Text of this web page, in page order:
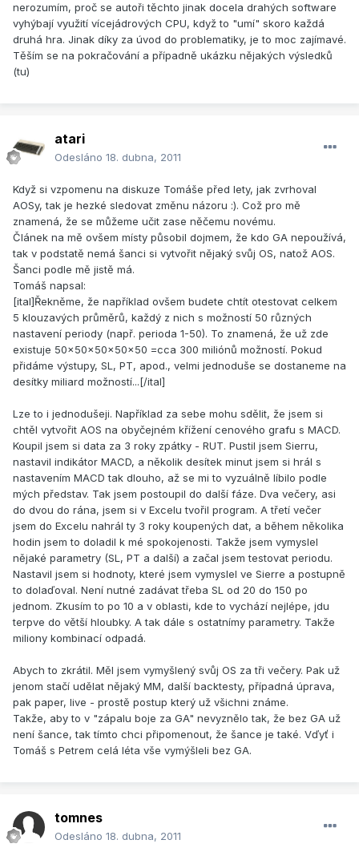
nerozumím, proč se autoři těchto jinak docela drahých software
vyhýbají využití vícejádrových CPU, když to "umí" skoro každá
druhá hra. Jinak díky za úvod do problematiky, je to moc zajímavé.
Těším se na pokračování a případně ukázku nějakých výsledků
(tu)
atari
Odesláno 18. dubna, 2011
Když si vzpomenu na diskuze Tomáše před lety, jak zvrhoval
AOSy, tak je hezké sledovat změnu názoru :). Což pro mě
znamená, že se můžeme učit zase něčemu novému.
Článek na mě ovšem místy působil dojmem, že kdo GA nepoužívá,
tak v podstatě nemá šanci si vytvořit nějaký svůj OS, natož AOS.
Šanci podle mě jistě má.
Tomáš napsal:
[ital]Řekněme, že například ovšem budete chtít otestovat celkem
5 klouzavých průměrů, každý z nich s možností 50 různých
nastavení periody (např. perioda 1-50). To znamená, že už zde
existuje 50x50x50x50x50 =cca 300 miliónů možností. Pokud
přidáme výstupy, SL, PT, apod., velmi jednoduše se dostaneme na
desítky miliard možností...[/ital]
Lze to i jednodušeji. Například za sebe mohu sdělit, že jsem si
chtěl vytvořit AOS na obyčejném křížení cenového grafu s MACD.
Koupil jsem si data za 3 roky zpátky - RUT. Pustil jsem Sierru,
nastavil indikátor MACD, a několik desítek minut jsem si hrál s
nastavením MACD tak dlouho, až se mi to vyzuálně líbilo podle
mých představ. Tak jsem postoupil do další fáze. Dva večery, asi
do dvou do rána, jsem si v Excelu tvořil program. A třetí večer
jsem do Excelu nahrál ty 3 roky koupených dat, a během několika
hodin jsem to doladil k mé spokojenosti. Takže jsem vymyslel
nějaké parametry (SL, PT a další) a začal jsem testovat periodu.
Nastavil jsem si hodnoty, které jsem vymyslel ve Sierre a postupně
to dolaďoval. Není nutné zadávat třeba SL od 20 do 150 po
jednom. Zkusím to po 10 a v oblasti, kde to vychází nejlépe, jdu
terpve do větší hloubky. A tak dále s ostatnímy parametry. Takže
miliony kombinací odpadá.
Abych to zkrátil. Měl jsem vymyšlený svůj OS za tři večery. Pak už
jenom stačí udělat nějaký MM, další backtesty, případná úprava,
pak paper, live - prostě postup který už všichni známe.
Takže, aby to v "zápalu boje za GA" nevyznělo tak, že bez GA už
není šance, tak tímto chci připomenout, že šance je také. Vďyť i
Tomáš s Petrem celá léta vše vymýšleli bez GA.
tomnes
Odesláno 18. dubna, 2011